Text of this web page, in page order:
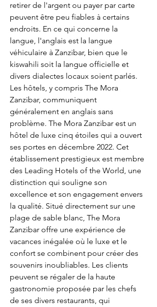
retirer de l'argent ou payer par carte
peuvent être peu fiables à certains
endroits. En ce qui concerne la
langue, l'anglais est la langue
véhiculaire à Zanzibar, bien que le
kiswahili soit la langue officielle et
divers dialectes locaux soient parlés.
Les hôtels, y compris The Mora
Zanzibar, communiquent
généralement en anglais sans
problème. The Mora Zanzibar est un
hôtel de luxe cinq étoiles qui a ouvert
ses portes en décembre 2022. Cet
établissement prestigieux est membre
des Leading Hotels of the World, une
distinction qui souligne son
excellence et son engagement envers
la qualité. Situé directement sur une
plage de sable blanc, The Mora
Zanzibar offre une expérience de
vacances inégalée où le luxe et le
confort se combinent pour créer des
souvenirs inoubliables. Les clients
peuvent se régaler de la haute
gastronomie proposée par les chefs
de ses divers restaurants, qui